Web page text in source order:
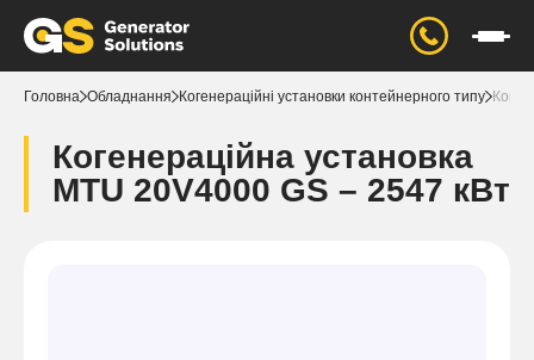
Головна Обладнання Когенераційні установки контейнерного типу
Когенераційна установка
MTU 20V4000 GS – 2547 кВт